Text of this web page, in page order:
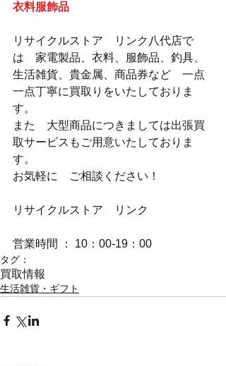
衣料服飾品
リサイクルストア　リンク八代店で
は　家電製品、衣料、服飾品、釣具、
生活雑貨、貴金属、商品券など　一点
一点丁寧に買取りをいたしておりま
す。
また　大型商品につきましては出張買
取サービスもご用意いたしておりま
す。
お気軽に　ご相談ください！
リサイクルストア　リンク
営業時間 ： 10：00-19：00
タグ：
買取情報
生活雑貨・ギフト